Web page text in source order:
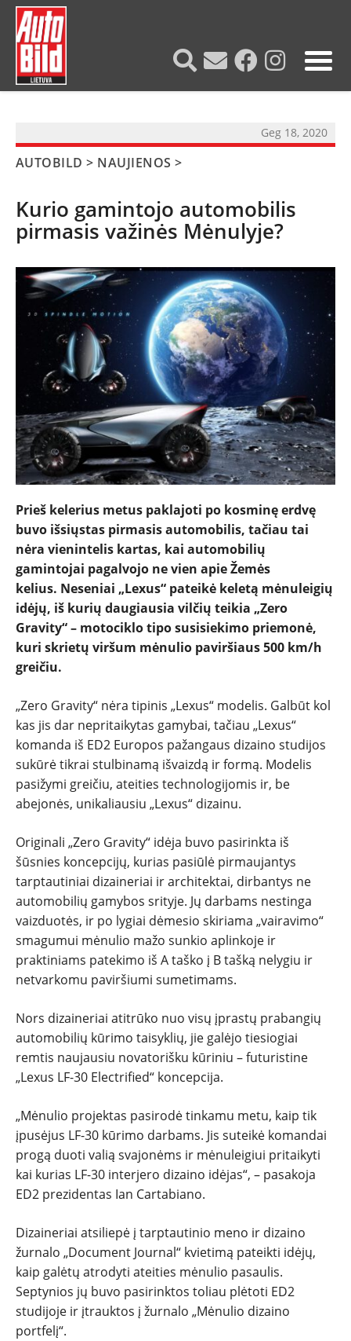
NAUJIENOS
TESTAI
NAUDOTI
REPORTAŽAI
SPORTAS
ĮVAIRENYBĖS
Geg 18, 2020
AUTOBILD > NAUJIENOS >
Kurio gamintojo automobilis
pirmasis važinės Mėnulyje?
Prieš kelerius metus paklajoti po kosminę erdvę
buvo išsiųstas pirmasis automobilis, tačiau tai
nėra vienintelis kartas, kai automobilių
gamintojai pagalvojo ne vien apie Žemės
kelius. Neseniai „Lexus“ pateikė keletą mėnuleigių
idėjų, iš kurių daugiausia vilčių teikia „Zero
Gravity“ – motociklo tipo susisiekimo priemonė,
kuri skrietų viršum mėnulio paviršiaus 500 km/h
greičiu.
„Zero Gravity“ nėra tipinis „Lexus“ modelis. Galbūt kol
kas jis dar nepritaikytas gamybai, tačiau „Lexus“
komanda iš ED2 Europos pažangaus dizaino studijos
sukūrė tikrai stulbinamą išvaizdą ir formą. Modelis
pasižymi greičiu, ateities technologijomis ir, be
abejonės, unikaliausiu „Lexus“ dizainu.
Originali „Zero Gravity“ idėja buvo pasirinkta iš
šūsnies koncepcijų, kurias pasiūlė pirmaujantys
tarptautiniai dizaineriai ir architektai, dirbantys ne
automobilių gamybos srityje. Jų darbams nestinga
vaizduotės, ir po lygiai dėmesio skiriama „vairavimo“
smagumui mėnulio mažo sunkio aplinkoje ir
praktiniams patekimo iš A taško į B tašką nelygiu ir
netvarkomu paviršiumi sumetimams.
Nors dizaineriai atitrūko nuo visų įprastų prabangių
automobilių kūrimo taisyklių, jie galėjo tiesiogiai
remtis naujausiu novatorišku kūriniu – futuristine
„Lexus LF-30 Electrified“ koncepcija.
„Mėnulio projektas pasirodė tinkamu metu, kaip tik
įpusėjus LF-30 kūrimo darbams. Jis suteikė komandai
progą duoti valią svajonėms ir mėnuleigiui pritaikyti
kai kurias LF-30 interjero dizaino idėjas“, – pasakoja
ED2 prezidentas Ian Cartabiano.
Dizaineriai atsiliepė į tarptautinio meno ir dizaino
žurnalo „Document Journal“ kvietimą pateikti idėjų,
kaip galėtų atrodyti ateities mėnulio pasaulis.
Septynios jų buvo pasirinktos toliau plėtoti ED2
studijoje ir įtrauktos į žurnalo „Mėnulio dizaino
portfelį“.